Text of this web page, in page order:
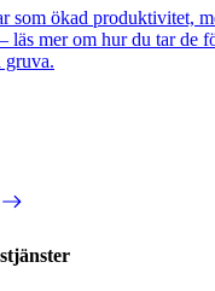
som ökad produktivitet,
läs mer om hur du tar de
gruva.